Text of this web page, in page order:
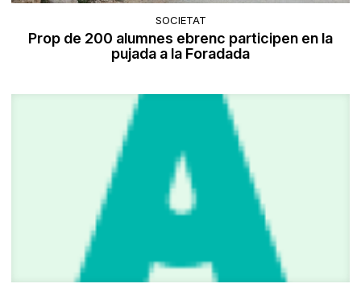
SOCIETAT
Prop de 200 alumnes ebrenc participen en la
pujada a la Foradada